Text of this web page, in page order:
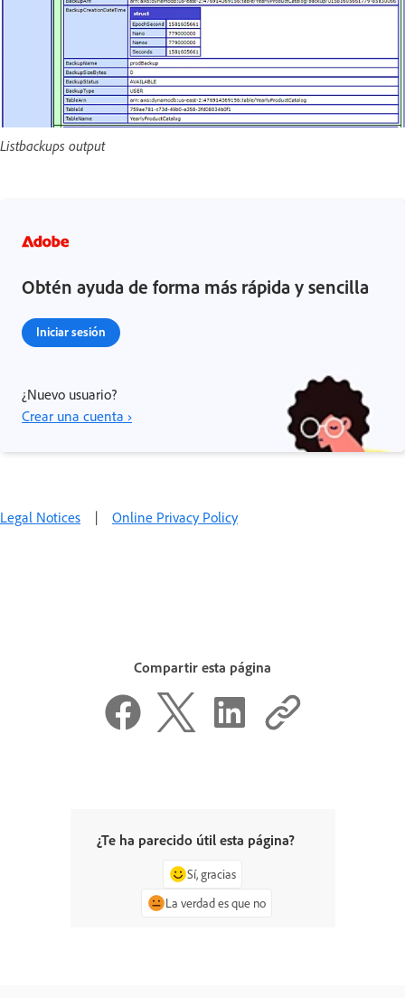
Listbackups output
Obtén ayuda de forma más rápida y sencilla
Iniciar sesión
¿Nuevo usuario?
Crear una cuenta ›
Legal Notices | Online Privacy Policy
Compartir esta página
¿Te ha parecido útil esta página?
Sí, gracias
La verdad es que no